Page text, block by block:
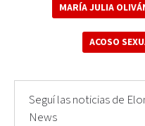
MARÍA JULIA
ACOSO
Seguí las noticias de
News